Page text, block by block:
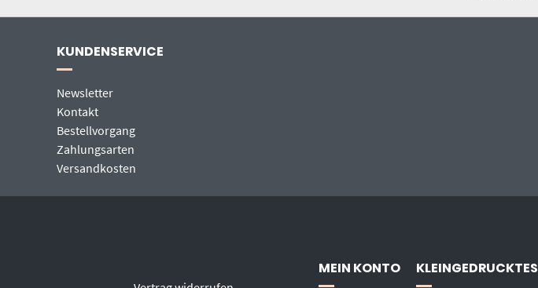
KUNDENSERVICE
Newsletter
Kontakt
Bestellvorgang
Zahlungsarten
Versandkosten
MEIN KONTO KLEINGEDRUCKTES